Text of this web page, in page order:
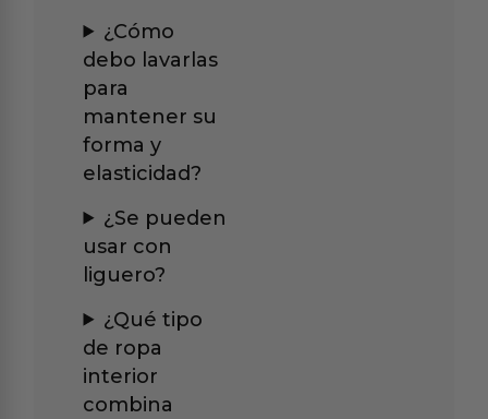
¿Cómo
debo lavarlas
para
mantener su
forma y
elasticidad?
¿Se pueden
usar con
liguero?
¿Qué tipo
de ropa
interior
combina